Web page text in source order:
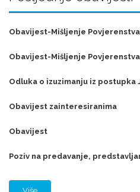
Obavijest-Mišljenje
Obavijest-Mišljenje
Odluka o izuzimanju iz postupka
Obavijest zainteresiranima
Obavijest
Poziv na predavanje,